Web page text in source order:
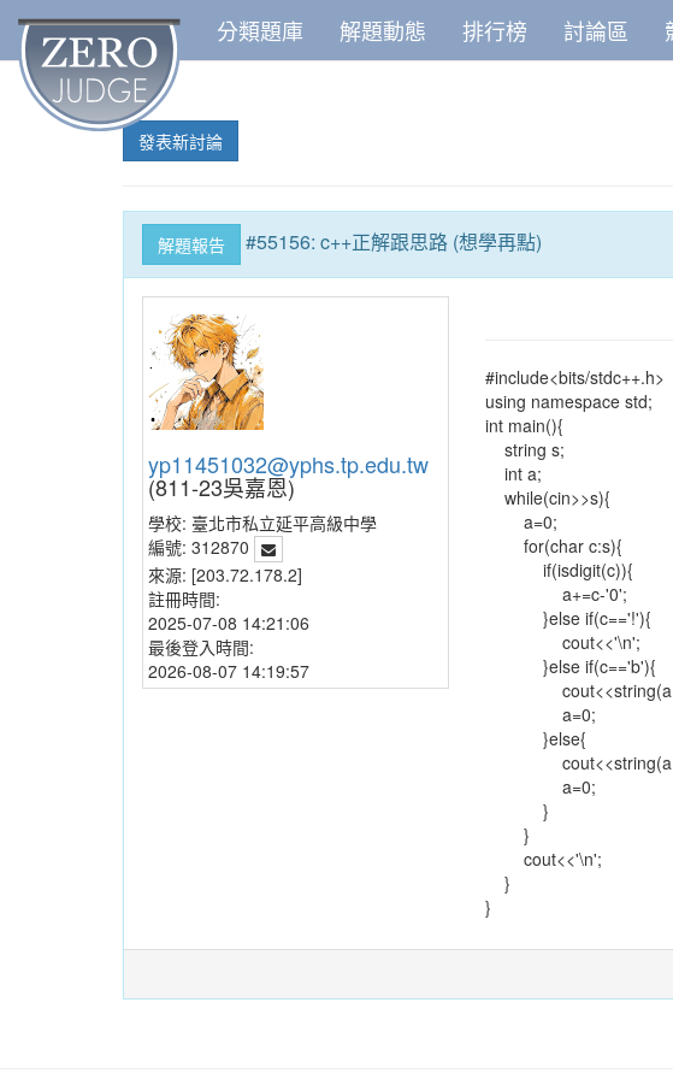
分類題庫 解題動態 排行榜 討論區
發表新討論
解題報告 #55156: c++正解跟思路 (想學再點)
yp11451032@yphs.tp.edu.tw
(811-23吳嘉恩)
學校: 臺北市私立延平高級中學
編號: 312870
來源: [203.72.178.2]
註冊時間:
2025-07-08 14:21:06
最後登入時間:
2026-08-07 14:19:57
#include<bits/stdc++.h>
using namespace std;
int main(){
string s;
int a;
while(cin>>s){
a=0;
for(char c:s){ //逐
if(isdigit(c)){ //
a+=c-'0'; //將字
}else if(c=='!'){
cout<<'\n';
}else if(c=='b'){
cout<<string(a,'
a=0;
}else{
a=0;
}
}
cout<<'\n';
}
}